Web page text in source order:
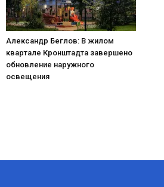
Александр Беглов: В жилом
квартале Кронштадта завершено
обновление наружного
освещения